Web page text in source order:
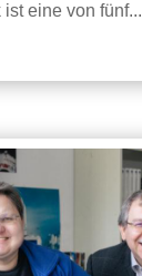
eine von fünf...